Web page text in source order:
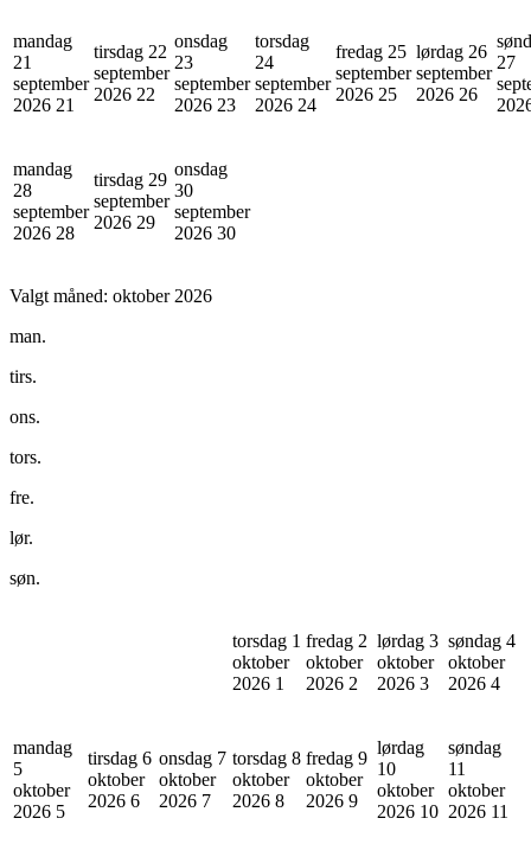
mandag
21
september
2026 21
tirsdag 22
september
2026 22
onsdag
23
september
2026 23
torsdag
24
september
2026 24
fredag 25
september
2026 25
lørdag 26
september
2026 26
27
mandag
28
september
2026 28
tirsdag 29
september
2026 29
onsdag
30
september
2026 30
Valgt måned: oktober 2026
man.
tirs.
ons.
tors.
fre.
lør.
søn.
torsdag 1
oktober
2026 1
fredag 2
oktober
2026 2
lørdag 3
oktober
2026 3
søndag 4
oktober
2026 4
mandag
5
oktober
2026 5
tirsdag 6
oktober
2026 6
onsdag 7
oktober
2026 7
torsdag 8
oktober
2026 8
fredag 9
oktober
2026 9
lørdag
10
oktober
2026 10
søndag
11
oktober
2026 11